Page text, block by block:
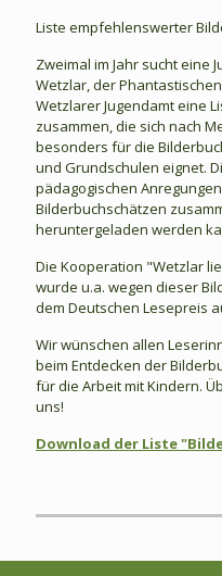
Liste empfehlenswerter
Zweimal im Jahr sucht eine
Wetzlar, der
Wetzlarer Jugendamt eine
zusammen, die sich nach
besonders für die
und Grundschulen eignet.
pädagogischen
Bilderbuchschätzen
heruntergeladen werden
Die Kooperation "Wetzlar
wurde u.a. wegen dieser
dem Deutschen Lesepreis
Wir wünschen allen
beim Entdecken der
für die Arbeit mit Kindern.
uns!
Download der Liste